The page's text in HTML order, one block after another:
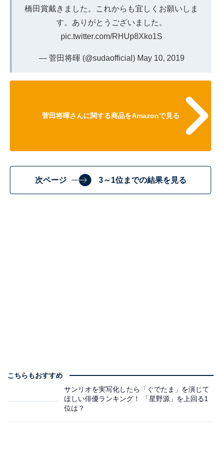
橋田賞戴きました。これからも宜しくお願いしま
す。ありがとうございました。
pic.twitter.com/RHUp8Xko1S
— 菅田将暉 (@sudaofficial) May 10, 2019
菅田将暉さんに関する商品をAmazonで見る
次ページ 3～1位までの結果を見る
こちらもおすすめ
サンリオを実写化したら「ぐでたま」を演じて
ほしい俳優ランキング！ 「星野源」を上回る1
位は？